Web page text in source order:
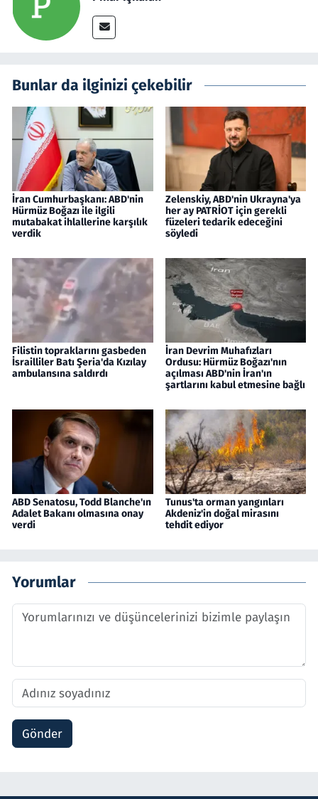
Bunlar da ilginizi çekebilir
İran Cumhurbaşkanı: ABD'nin
Hürmüz Boğazı ile ilgili
mutabakat ihlallerine karşılık
verdik
Zelenskiy, ABD'nin Ukrayna'ya
her ay PATRİOT için gerekli
füzeleri tedarik edeceğini
söyledi
Filistin topraklarını gasbeden
İsrailliler Batı Şeria'da Kızılay
ambulansına saldırdı
İran Devrim Muhafızları
Ordusu: Hürmüz Boğazı'nın
açılması ABD'nin İran'ın
şartlarını kabul etmesine bağlı
ABD Senatosu, Todd Blanche'ın
Adalet Bakanı olmasına onay
verdi
Tunus'ta orman yangınları
Akdeniz'in doğal mirasını
tehdit ediyor
Yorumlar
Gönder